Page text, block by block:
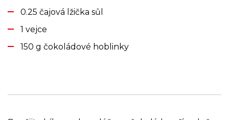
0.25 čajová lžička sůl
1 vejce
150 g čokoládové hoblinky